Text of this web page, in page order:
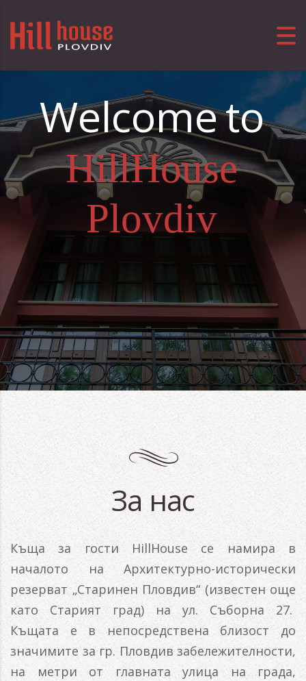
Welcome to
HillHouse
Plovdiv
За нас
Къща за гости HillHouse се намира в
началото на Архитектурно-исторически
резерват „Старинен Пловдив“ (известен още
като Старият град) на ул. Съборна 27.
Къщата е в непосредствена близост до
значимите за гр. Пловдив забележителности,
на метри от главната улица на града,